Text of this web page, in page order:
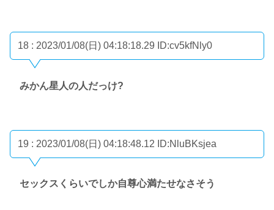
18 : 2023/01/08(日) 04:18:18.29 ID:cv5kfNly0
みかん星人の人だっけ?
19 : 2023/01/08(日) 04:18:48.12 ID:NluBKsjea
セックスくらいでしか自尊心満たせなさそう